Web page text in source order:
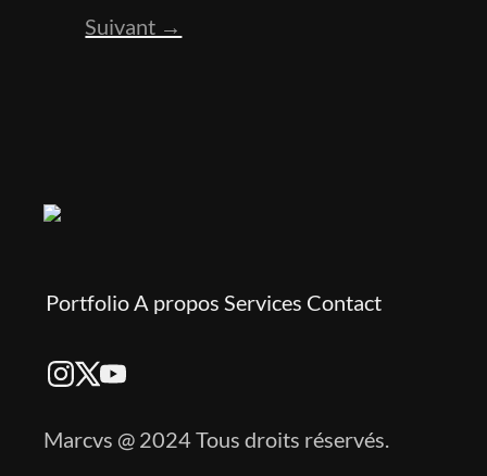
Suivant →
PortfolioA propos Services Contact
Marcvs @ 2024 Tous droits réservés.